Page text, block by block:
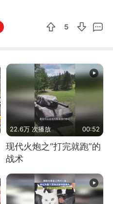
5
22.6万 次播放 00:52
现代火炮之“打完就跑”的
战术